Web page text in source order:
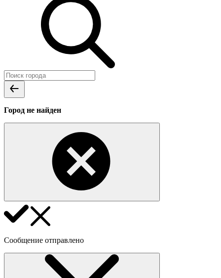
Город не найден
Сообщение отправлено